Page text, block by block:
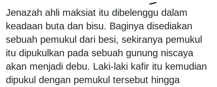
Jenazah ahli maksiat itu dibelenggu dalam
keadaan buta dan bisu. Baginya disediakan
sebuah pemukul dari besi, sekiranya pemukul
itu dipukulkan pada sebuah gunung niscaya
akan menjadi debu. Laki-laki kafir itu kemudian
dipukul dengan pemukul tersebut hingga